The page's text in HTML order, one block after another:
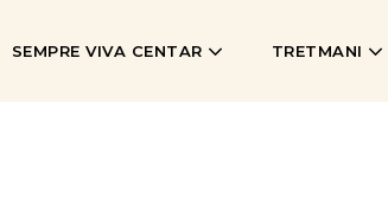
SEMPRE VIVA CENTAR TRETMANI